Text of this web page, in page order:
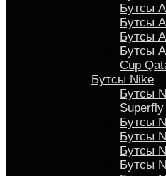
Бутсы
Бутсы
Бутсы
Бутсы
Cup
Бутсы Nike
Бутсы
Бутсы
Бутсы
Бутсы
Бутсы